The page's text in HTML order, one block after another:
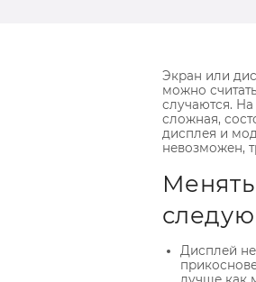
Экран или
можно
случаются.
сложная,
дисплея и
невозможен,
Дисплей не